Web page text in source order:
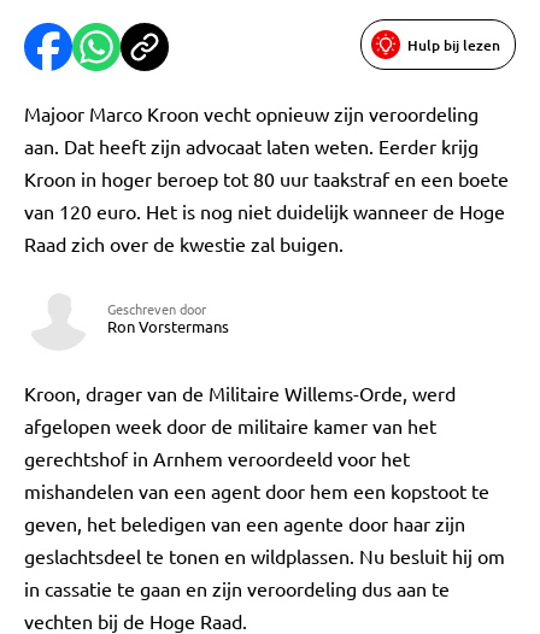
Hulp bij lezen
Majoor Marco Kroon vecht opnieuw zijn veroordeling
aan. Dat heeft zijn advocaat laten weten. Eerder krijg
Kroon in hoger beroep tot 80 uur taakstraf en een boete
van 120 euro. Het is nog niet duidelijk wanneer de Hoge
Raad zich over de kwestie zal buigen.
Geschreven door
Ron Vorstermans
Kroon, drager van de Militaire Willems-Orde, werd
afgelopen week door de militaire kamer van het
gerechtshof in Arnhem veroordeeld voor het
mishandelen van een agent door hem een kopstoot te
geven, het beledigen van een agente door haar zijn
geslachtsdeel te tonen en wildplassen. Nu besluit hij om
in cassatie te gaan en zijn veroordeling dus aan te
vechten bij de Hoge Raad.